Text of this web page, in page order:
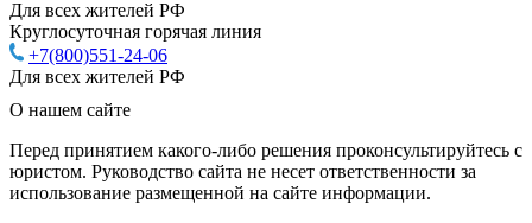
Для всех жителей РФ
Круглосуточная горячая линия
+7(800)551-24-06
Для всех жителей РФ
О нашем сайте
Перед принятием какого-либо решения проконсультируйтесь с
юристом. Руководство сайта не несет ответственности за
использование размещенной на сайте информации.